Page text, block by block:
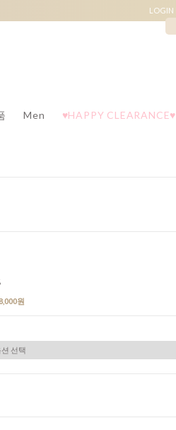
LOGIN
Men ♥HAPPY CLEARANCE♥
원